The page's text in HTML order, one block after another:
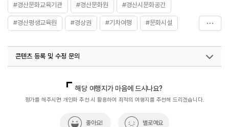
#경산문화교육기관 #경산문화원 #경산시문화공간
#경산평생교육원 #경상권 #기차여행 #문화시설
콘텐츠 등록 및 수정 문의
열린관광콘텐츠팀(열린관광-모두의여행)
033-738-3425
해당 여행지가 마음에 드시나요?
평가를 해주시면 개인화 추천 시 활용하여 최적의 여행지를 추천해 드리겠습니다.
좋아요! 별로예요